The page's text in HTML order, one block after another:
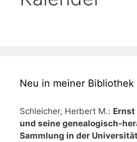
Neu in meiner Bibliothek
Schleicher, Herbert M.: Ernst
und seine genealogisch-
Sammlung in der